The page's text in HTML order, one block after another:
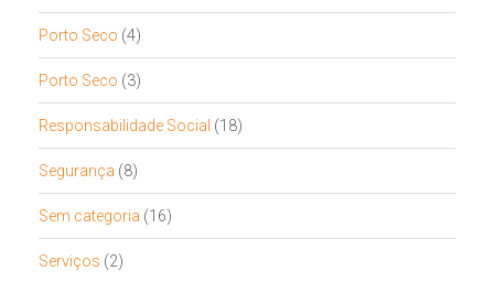
Porto Seco (4)
Porto Seco (3)
Responsabilidade Social (18)
Segurança (8)
Sem categoria (16)
Serviços (2)